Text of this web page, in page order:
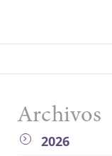
Archivos
2026